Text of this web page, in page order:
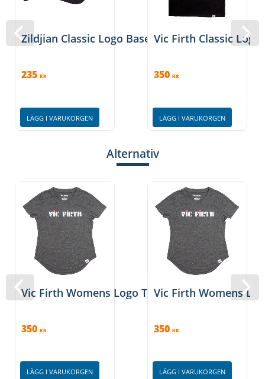
Zildjian Classic Logo Baseball Cap
235 KR
LÄGG I VARUKORGEN
Vic Firth Classic Logo
350 KR
LÄGG I VARUKORGEN
Alternativ
Vic Firth Womens Logo Tee - Small
350 KR
LÄGG I VARUKORGEN
Vic Firth Womens
350 KR
LÄGG I VARUKORGEN